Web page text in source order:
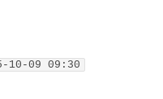
10-09 09:30